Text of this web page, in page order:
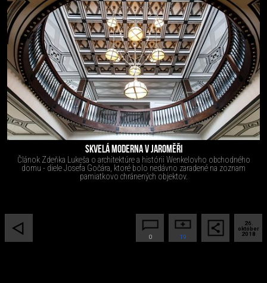
SKVELÁ MODERNA V JAROMĚŘI
Článok Zdeňka Lukeša o architektúre a histórii Wenkelovho obchodného
domu - diele Josefa Gočára, ktoré bolo nedávno zaradené na zoznam
pamiatkovo chránených objektov.
26.
október
2018
19
0